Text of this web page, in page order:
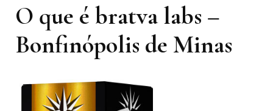
O que é bratva labs –
Bonfinópolis de Minas